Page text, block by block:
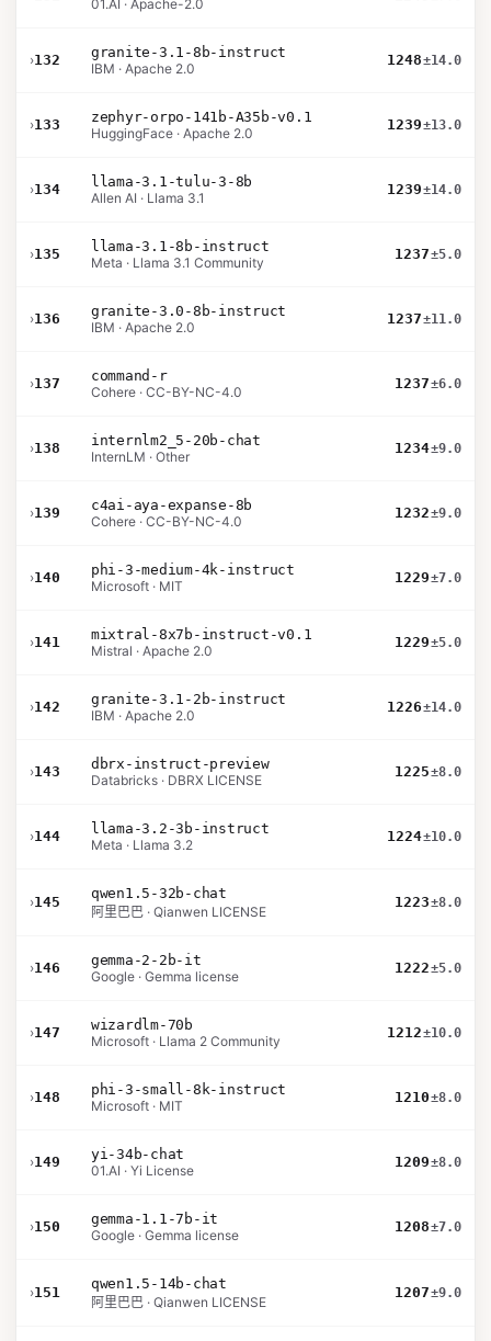
01.AI · Apache-2.0
›132
granite-3.1-8b-instruct
IBM · Apache 2.0
1248±14.0
›133
zephyr-orpo-141b-A35b-v0.1
HuggingFace · Apache 2.0
1239±13.0
›134
llama-3.1-tulu-3-8b
Allen AI · Llama 3.1
1239±14.0
›135
llama-3.1-8b-instruct
Meta · Llama 3.1 Community
1237±5.0
›136
granite-3.0-8b-instruct
IBM · Apache 2.0
1237±11.0
›137
command-r
Cohere · CC-BY-NC-4.0
1237±6.0
›138
internlm2_5-20b-chat
InternLM · Other
1234±9.0
›139
c4ai-aya-expanse-8b
Cohere · CC-BY-NC-4.0
1232±9.0
›140
phi-3-medium-4k-instruct
Microsoft · MIT
1229±7.0
›141
mixtral-8x7b-instruct-v0.1
Mistral · Apache 2.0
1229±5.0
›142
granite-3.1-2b-instruct
IBM · Apache 2.0
1226±14.0
›143
dbrx-instruct-preview
Databricks · DBRX LICENSE
1225±8.0
›144
llama-3.2-3b-instruct
Meta · Llama 3.2
1224±10.0
›145
qwen1.5-32b-chat
阿里巴巴 · Qianwen LICENSE
1223±8.0
›146
gemma-2-2b-it
Google · Gemma license
1222±5.0
›147
wizardlm-70b
Microsoft · Llama 2 Community
1212±10.0
›148
phi-3-small-8k-instruct
Microsoft · MIT
1210±8.0
›149
yi-34b-chat
01.AI · Yi License
1209±8.0
›150
gemma-1.1-7b-it
Google · Gemma license
1208±7.0
›151
qwen1.5-14b-chat
阿里巴巴 · Qianwen LICENSE
1207±9.0